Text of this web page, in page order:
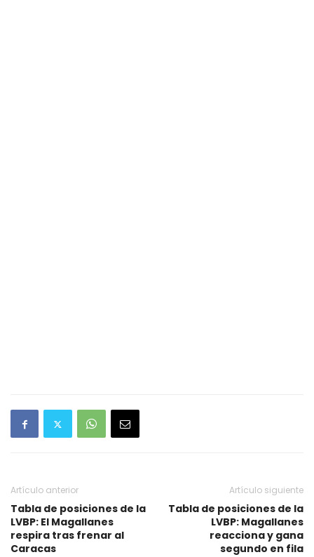
Artículo anterior
Tabla de posiciones de la
LVBP: El Magallanes
respira tras frenar al
Caracas
Artículo siguiente
Tabla de posiciones de la
LVBP: Magallanes
reacciona y gana
segundo en fila